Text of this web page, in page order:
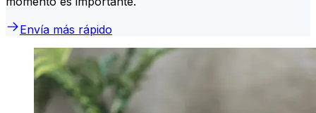
Envía más rápido